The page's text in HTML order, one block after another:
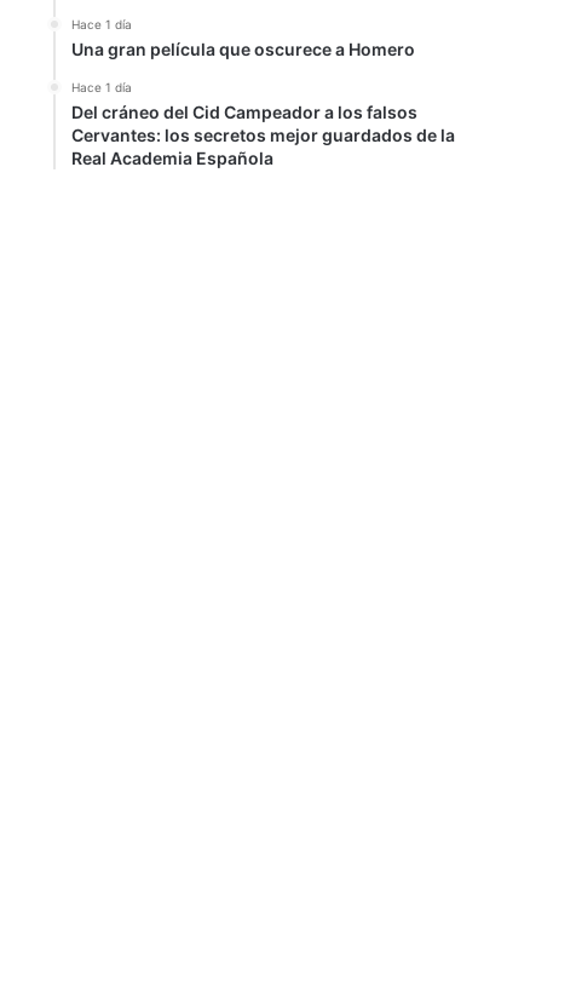
Hace 1 día
Una gran película que oscurece a Homero
Hace 1 día
Del cráneo del Cid Campeador a los falsos
Cervantes: los secretos mejor guardados de la
Real Academia Española